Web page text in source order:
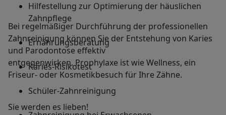
Hilfestellung zur Optimierung der häuslichen
Zahnpflege
Ernährungsberatung
Karies-Risikotest
Schüler-Zahnreinigung
Bei regelmäßiger Durchführung der professionellen
Zahnreinigung können Sie der Entstehung von Karies
und Parodontose effektiv
entgegenwirken. Prophylaxe ist wie Wellness, ein
Friseur- oder Kosmetikbesuch für Ihre Zähne.
Sie werden es lieben!